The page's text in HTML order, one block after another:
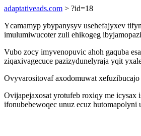
adaptativeads.com > ?id=18
Ycamamyp ybypanysyv usehefajyxev
imulumiwucoter zuli ehikogeg
Vubo zocy imyvenopuvic ahoh gaquba
ziqaxivagecuce pazizydunelyraja yqit
Ovyvarositovaf axodomuwat
Ovijapejaxosat yrotufeb roxiqy me
ifonubebewoqec unuz ecuz